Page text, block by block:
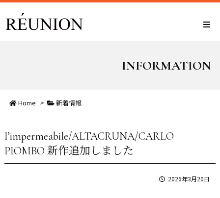
INFORMATION
Home > 新着情報
l’impermeabile/ALTACRUNA/CARLO
PIOMBO 新作追加しました
2026年3月20日